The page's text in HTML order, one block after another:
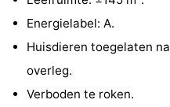
Residentie
Villapark
Last
Zien
Energielabel: A.
Huisdieren toegelaten na
overleg.
Verboden te roken.